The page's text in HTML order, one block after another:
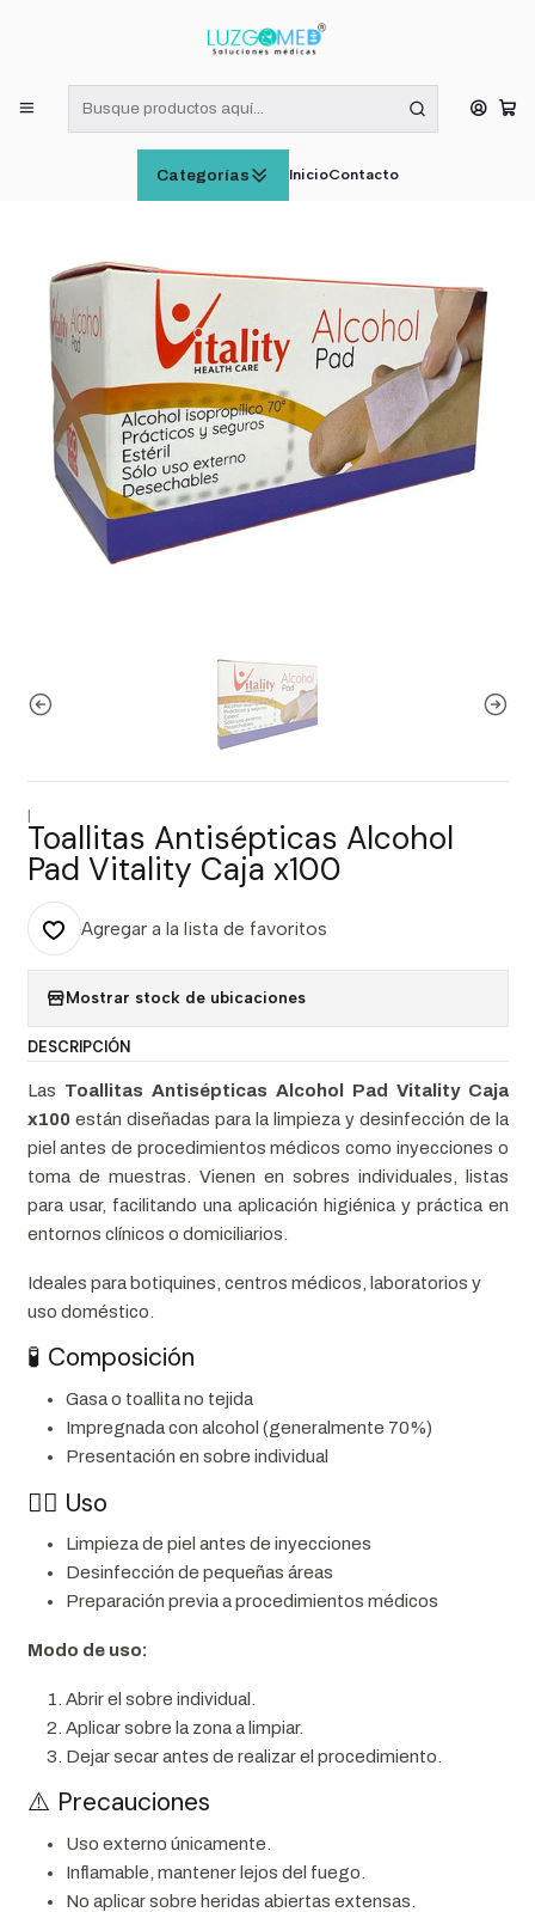
Categorías InicioContacto
¡RECIBE HOY! COMPRAS DE LUNES A VIERNES HASTA LAS 16:00
Inicio
CATÁLOGO
Toallitas Antisépticas Alcohol Pad Vitality Caja x100
Toallitas Antisépticas Alcohol
Pad Vitality Caja x100
Agregar a la lista de favoritos
Mostrar stock de ubicaciones
DESCRIPCIÓN
Las Toallitas Antisépticas Alcohol Pad Vitality Caja
x100 están diseñadas para la limpieza y desinfección de la
piel antes de procedimientos médicos como inyecciones o
toma de muestras. Vienen en sobres individuales, listas
para usar, facilitando una aplicación higiénica y práctica en
entornos clínicos o domiciliarios.
Ideales para botiquines, centros médicos, laboratorios y
uso doméstico.
🧪 Composición
Gasa o toallita no tejida
Impregnada con alcohol (generalmente 70%)
Presentación en sobre individual
👩‍⚕️ Uso
Limpieza de piel antes de inyecciones
Desinfección de pequeñas áreas
Preparación previa a procedimientos médicos
Modo de uso:
Abrir el sobre individual.
Aplicar sobre la zona a limpiar.
Dejar secar antes de realizar el procedimiento.
⚠️ Precauciones
Uso externo únicamente.
Inflamable, mantener lejos del fuego.
No aplicar sobre heridas abiertas extensas.